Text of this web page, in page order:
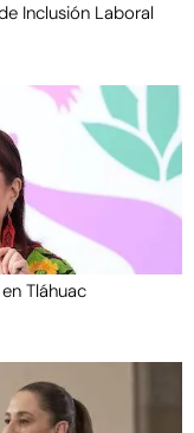
Inclusión Laboral
Tláhuac